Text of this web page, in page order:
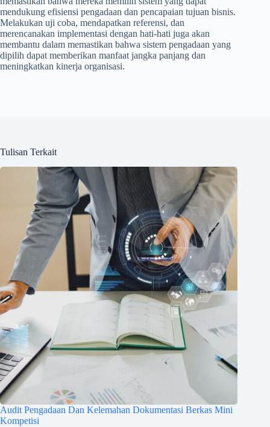
mendukung efisiensi pengadaan dan pencapaian tujuan bisnis.
Melakukan uji coba, mendapatkan referensi, dan
merencanakan implementasi dengan hati-hati juga akan
membantu dalam memastikan bahwa sistem pengadaan yang
dipilih dapat memberikan manfaat jangka panjang dan
meningkatkan kinerja organisasi.
Tulisan Terkait
Audit Pengadaan Dan Kelemahan Dokumentasi Berkas Mini
Kompetisi